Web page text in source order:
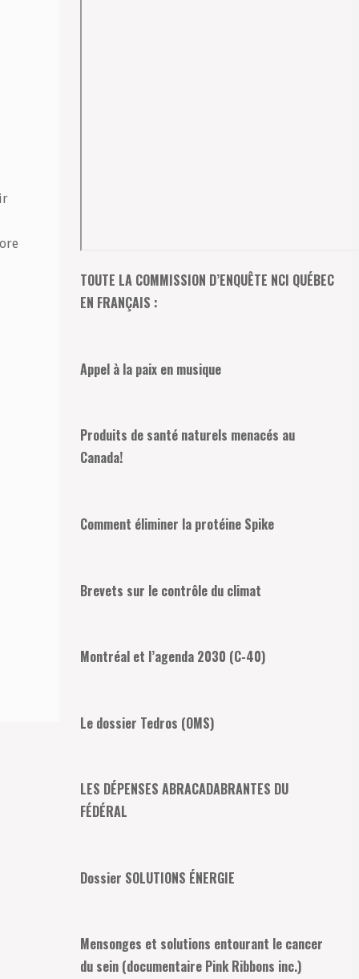
TOUTE LA COMMISSION D’ENQUÊTE NCI QUÉBEC
EN FRANÇAIS :
Appel à la paix en musique
Produits de santé naturels menacés au
Canada!
Comment éliminer la protéine Spike
Brevets sur le contrôle du climat
Montréal et l’agenda 2030 (C-40)
Le dossier Tedros (OMS)
LES DÉPENSES ABRACADABRANTES DU
FÉDÉRAL
Dossier SOLUTIONS ÉNERGIE
Mensonges et solutions entourant le cancer
du sein (documentaire Pink Ribbons inc.)